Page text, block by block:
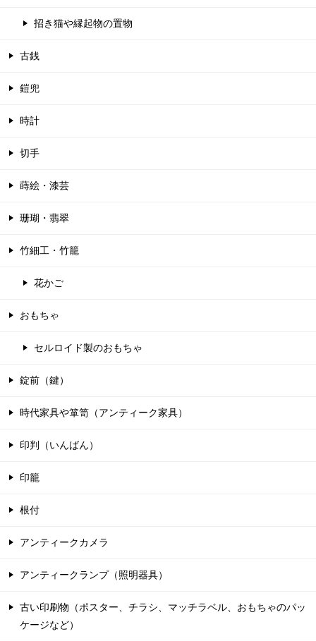
招き猫や縁起物の置物
古銭
鎧兜
時計
切手
蒔絵・漆芸
珊瑚・翡翠
竹細工・竹籠
花かご
おもちゃ
セルロイド製のおもちゃ
錠前（鍵）
時代家具や箪笥（アンティーク家具）
印判（いんばん）
印籠
根付
アンティークカメラ
アンティークランプ（照明器具）
古い印刷物（ポスター、チラシ、マッチラベル、おもちゃのパッ
ケージなど）